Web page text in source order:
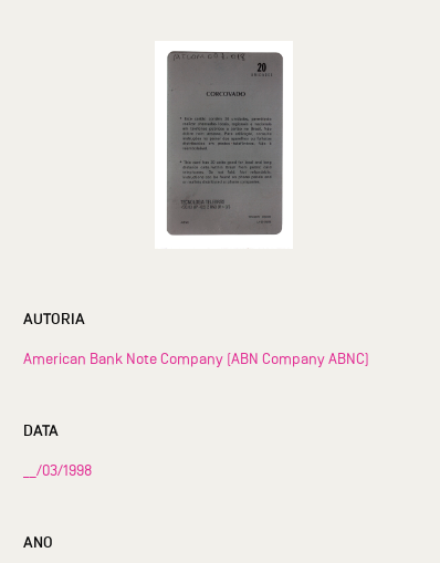
AUTORIA
American Bank Note Company (ABN Company ABNC)
DATA
__/03/1998
ANO